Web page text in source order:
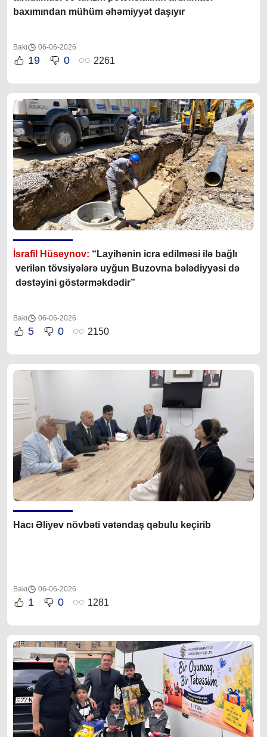
baxımından mühüm əhəmiyyət daşıyır
Bakı 06-06-2026
19 0 2261
İsrafil Hüseynov: “Layihənin icra edilməsi ilə bağlı
verilən tövsiyələrə uyğun Buzovna bələdiyyəsi də
dəstəyini göstərməkdədir”
Bakı 06-06-2026
5 0 2150
Hacı Əliyev növbəti vətəndaş qəbulu keçirib
Bakı 06-06-2026
1 0 1281